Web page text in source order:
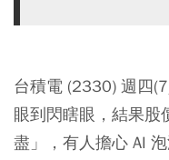
台積電 (2330) 週四
眼到閃瞎眼，結果股
盡」，有人擔心 AI 泡